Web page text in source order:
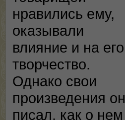
нравились ему,
оказывали
влияние и на его
творчество.
Однако свои
произведения он
писал, как о нем